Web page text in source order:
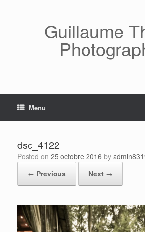
Guillaume
Menu
dsc_4122
Posted on 25 octobre 2016 by
← Previous
Next →